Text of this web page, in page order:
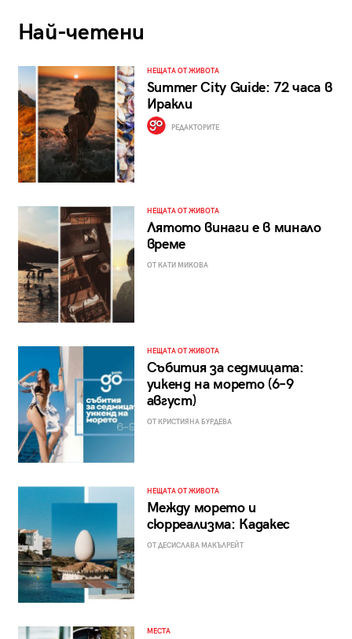
Най-четени
НЕЩАТА ОТ ЖИВОТА
Summer City Guide: 72 часа в
Иракли
РЕДАКТОРИТЕ
НЕЩАТА ОТ ЖИВОТА
Лятото винаги е в минало
време
ОТ КАТИ МИКОВА
НЕЩАТА ОТ ЖИВОТА
Събития за седмицата:
уикенд на морето (6–9
август)
ОТ КРИСТИЯНА БУРДЕВА
НЕЩАТА ОТ ЖИВОТА
Между морето и
сюрреализма: Кадакес
ОТ ДЕСИСЛАВА МАКЪЛРЕЙТ
МЕСТА